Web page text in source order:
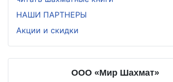
НАШИ ПАРТНЕРЫ
Акции и скидки
ООО «Мир Шахмат»